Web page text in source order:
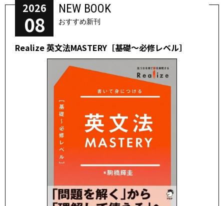
2026
08
NEW BOOK
おすすめ新刊
Realize 英文法MASTERY［基礎～必修レベル］